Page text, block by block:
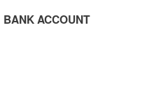
BANK ACCOUNT